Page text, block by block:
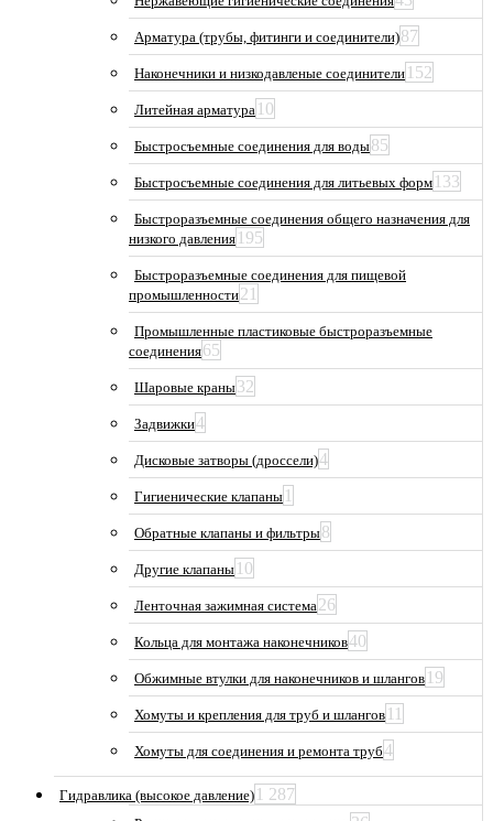
Арматура (трубы, фитинги и соединители)87
Наконечники и низкодавленые соединители 152
Литейная арматура 10
Быстросъемные соединения для воды85
Быстросъемные соединения для литьевых форм 133
Быстроразъемные соединения общего назначения для
низкого давления 195
Быстроразъемные соединения для пищевой
промышленности21
Промышленные пластиковые быстроразъемные
соединения65
Шаровые краны32
Задвижки4
Дисковые затворы (дроссели)4
Гигиенические клапаны 1
Обратные клапаны и фильтры8
Другие клапаны 10
Ленточная зажимная система26
Кольца для монтажа наконечников40
Обжимные втулки для наконечников и шлангов 19
Хомуты и крепления для труб и шлангов 11
Хомуты для соединения и ремонта труб4
Гидравлика (высокое давление) 1 287